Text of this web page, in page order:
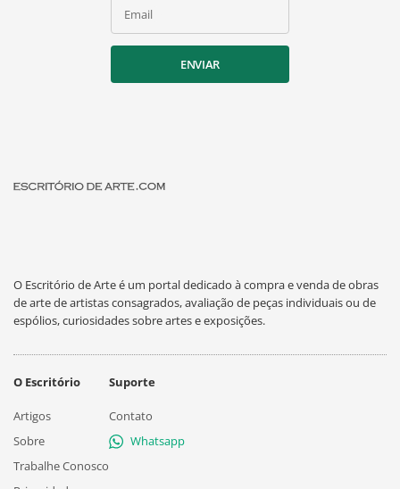
Email
ENVIAR
O Escritório de Arte é um portal dedicado à compra e venda de obras
de arte de artistas consagrados, avaliação de peças individuais ou de
espólios, curiosidades sobre artes e exposições.
O Escritório
Artigos
Sobre
Trabalhe Conosco
Suporte
Contato
Whatsapp